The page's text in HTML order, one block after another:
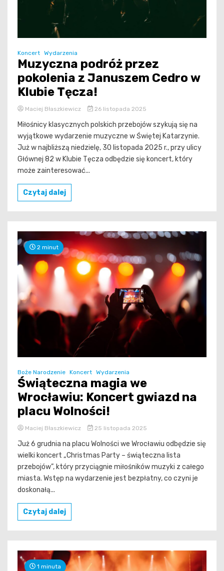
Koncert Wydarzenia
Muzyczna podróż przez
pokolenia z Januszem Cedro w
Klubie Tęcza!
Maciej Błaszkiewicz 26 listopada 2025
Miłośnicy klasycznych polskich przebojów szykują się na
wyjątkowe wydarzenie muzyczne w Świętej Katarzynie.
Już w najbliższą niedzielę, 30 listopada 2025 r., przy ulicy
Głównej 82 w Klubie Tęcza odbędzie się koncert, który
może zainteresować...
Czytaj dalej
2 minut
Boże Narodzenie Koncert Wydarzenia
Świąteczna magia we
Wrocławiu: Koncert gwiazd na
placu Wolności!
Maciej Błaszkiewicz 25 listopada 2025
Już 6 grudnia na placu Wolności we Wrocławiu odbędzie się
wielki koncert „Christmas Party – świąteczna lista
przebojów”, który przyciągnie miłośników muzyki z całego
miasta. Wstęp na wydarzenie jest bezpłatny, co czyni je
doskonałą...
Czytaj dalej
1 minuta